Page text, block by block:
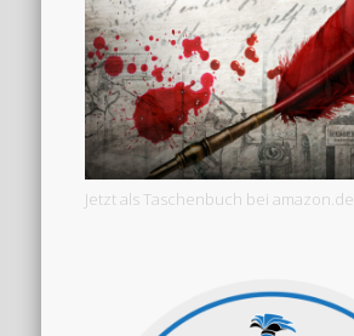
Jetzt als Taschenbuch bei amazon.de